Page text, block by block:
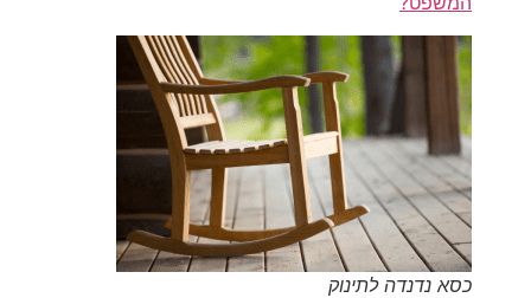
כסא נדנדה לתינוק